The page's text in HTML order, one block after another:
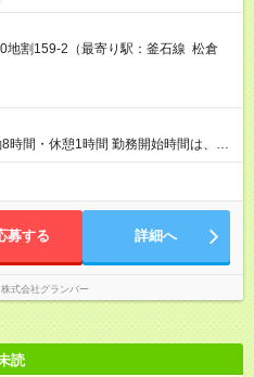
地割159-2（最寄り駅：釜石線 松倉
時間・休憩1時間 勤務開始時間は、部
期など）によって、変更になること
募する 詳細へ
株式会社グランバー
読